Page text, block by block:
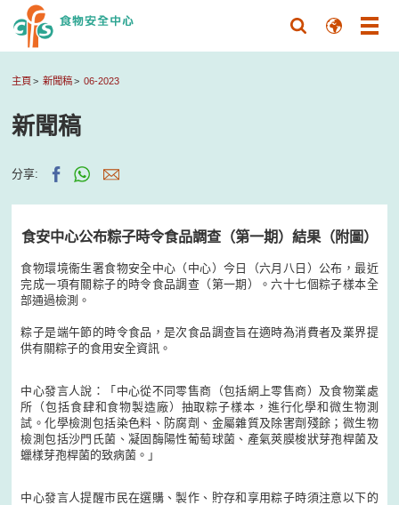
主頁 新聞稿 06-2023
新聞稿
分享:
食安中心公布粽子時令食品調查（第一期）結果（附圖）
食物環境衞生署食物安全中心（中心）今日（六月八日）公布，最近
完成一項有關粽子的時令食品調查（第一期）。六十七個粽子樣本全
部通過檢測。
粽子是端午節的時令食品，是次食品調查旨在適時為消費者及業界提
供有關粽子的食用安全資訊。
中心發言人說：「中心從不同零售商（包括網上零售商）及食物業處
所（包括食肆和食物製造廠）抽取粽子樣本，進行化學和微生物測
試。化學檢測包括染色料、防腐劑、金屬雜質及除害劑殘餘；微生物
檢測包括沙門氏菌、凝固酶陽性葡萄球菌、產氣莢膜梭狀芽孢桿菌及
蠟樣芽孢桿菌的致病菌。」
中心發言人提醒市民在選購、製作、貯存和享用粽子時須注意以下的